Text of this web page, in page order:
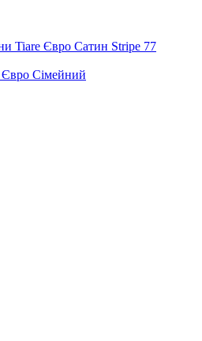
Tiare Євро Сатин Stripe 77
Євро Сімейний